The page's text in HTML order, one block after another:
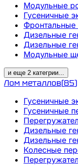
Модульные
Гусеничные
Фронтальные
Дизельные
Дизельные
Модульные
и еще 2 категрии...
Лом металлов(85)
Гусеничные
Гусеничные
Дизельные
Дизельные
Колесные